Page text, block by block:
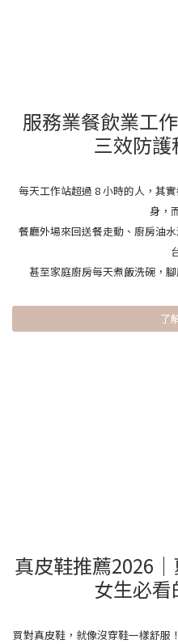
服務業餐飲業工
三效防
每天工作站超過 8 小時的人，其
身，
餐廳外場來回送餐走動、廚房油
甚至家庭廚房每天煮飯洗碗，
了
真皮鞋推薦2026
女生必
買對真皮鞋，就像沒穿鞋一樣舒服